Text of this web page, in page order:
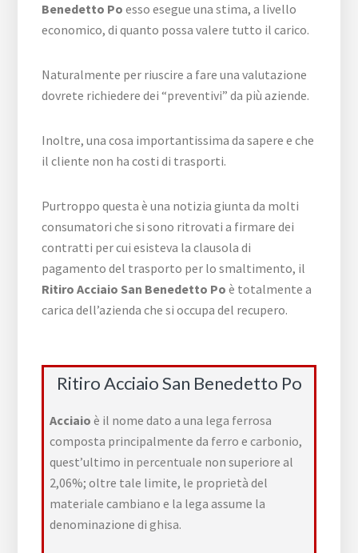
Benedetto Po esso esegue una stima, a livello
economico, di quanto possa valere tutto il carico.
Naturalmente per riuscire a fare una valutazione
dovrete richiedere dei “preventivi” da più aziende.
Inoltre, una cosa importantissima da sapere e che
il cliente non ha costi di trasporti.
Purtroppo questa è una notizia giunta da molti
consumatori che si sono ritrovati a firmare dei
contratti per cui esisteva la clausola di
pagamento del trasporto per lo smaltimento, il
Ritiro Acciaio San Benedetto Po è totalmente a
carica dell’azienda che si occupa del recupero.
Ritiro Acciaio San Benedetto Po
Acciaio è il nome dato a una lega ferrosa
composta principalmente da ferro ecarbonio,
quest’ultimo in percentuale non superiore al
2,06%; oltre tale limite, le proprietà del
materiale cambiano e la lega assume la
denominazione dighisa.